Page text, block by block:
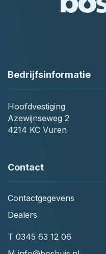
Bedrijfsinformatie
Hoofdvestiging
Azewijnseweg 2
4214 KC Vuren
Contact
Contactgegevens
Dealers
T 0345 63 12 06